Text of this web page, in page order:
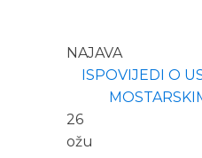
NAJAVA
ISPOVIJEDI O
26
ožu